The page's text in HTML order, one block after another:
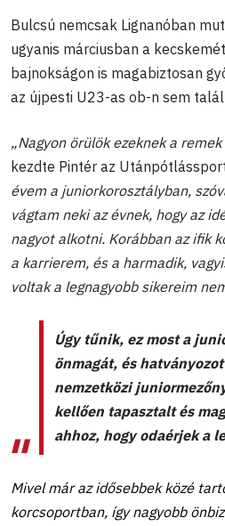
Bulcsú nemcsak Lignanóban
ugyanis márciusban a
bajnokságon is magabiztosan
az újpesti U23-as ob-n sem
„Nagyon örülök ezeknek a
kezdte Pintér az
évem a juniorkorosztályban,
vágtam neki az évnek, hogy az
nagyot alkotni. Korábban az ifik
a karrierem, és a harmadik,
voltak a legnagyobb sikereim
Úgy tűnik, ez most a
önmagát, és
nemzetközi
kellően tapasztalt és
ahhoz, hogy odaérjek a
Mivel már az idősebbek közé
korcsoportban, így nagyobb